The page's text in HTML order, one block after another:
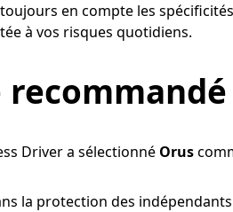
en compte les
à vos risques quotidiens.
Driver a sélectionné Orus
la protection des